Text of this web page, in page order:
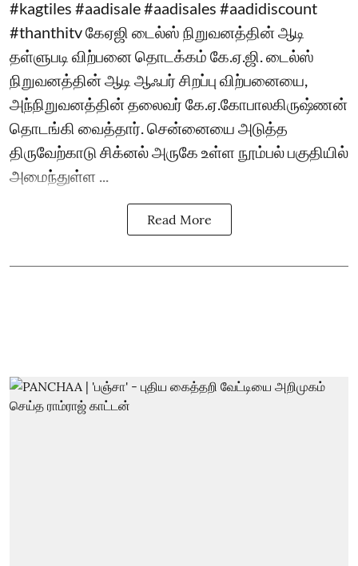
#kagtiles #aadisale #aadisales #aadidiscount
#thanthitv கேஏஜி டைல்ஸ் நிறுவனத்தின் ஆடி
தள்ளுபடி விற்பனை தொடக்கம் கே.ஏ.ஜி. டைல்ஸ்
நிறுவனத்தின் ஆடி ஆஃபர் சிறப்பு விற்பனையை,
அந்நிறுவனத்தின் தலைவர் கே.ஏ.கோபாலகிருஷ்ணன்
தொடங்கி வைத்தார். சென்னையை அடுத்த
திருவேற்காடு சிக்னல் அருகே உள்ள நூம்பல் பகுதியில்
அமைந்துள்ள ...
Read More